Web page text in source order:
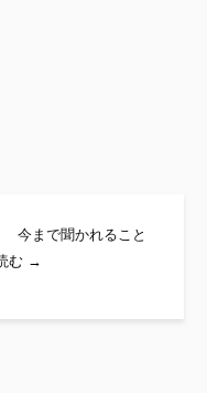
れること
む 『鮎屋 三好』営業中！！
→